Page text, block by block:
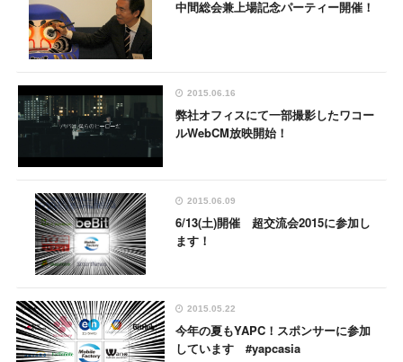
中間総会兼上場記念パーティー開催！
2015.06.16
弊社オフィスにて一部撮影したワコー
ルWebCM放映開始！
2015.06.09
6/13(土)開催 超交流会2015に参加し
ます！
2015.05.22
今年の夏もYAPC！スポンサーに参加
しています #yapcasia